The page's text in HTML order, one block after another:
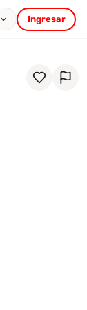
Ingresar